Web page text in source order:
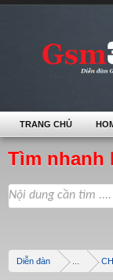
Tìm nhanh
Diễn đàn
TRANG CHỦ